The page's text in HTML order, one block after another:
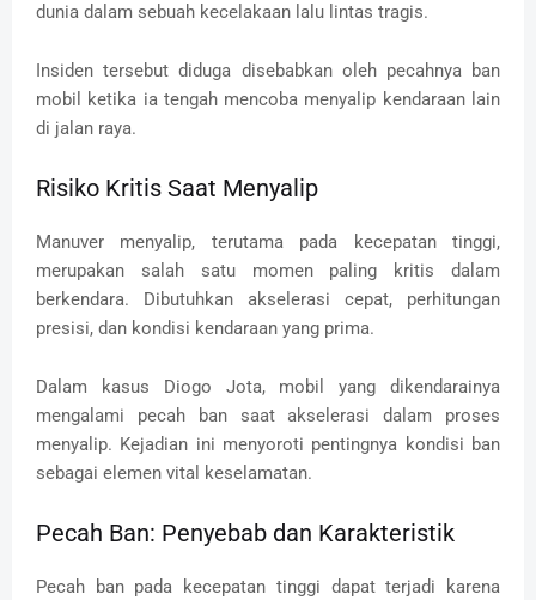
dunia dalam sebuah kecelakaan lalu lintas tragis.
Insiden tersebut diduga disebabkan oleh pecahnya ban
mobil ketika ia tengah mencoba menyalip kendaraan lain
di jalan raya.
Risiko Kritis Saat Menyalip
Manuver menyalip, terutama pada kecepatan tinggi,
merupakan salah satu momen paling kritis dalam
berkendara. Dibutuhkan akselerasi cepat, perhitungan
presisi, dan kondisi kendaraan yang prima.
Dalam kasus Diogo Jota, mobil yang dikendarainya
mengalami pecah ban saat akselerasi dalam proses
menyalip. Kejadian ini menyoroti pentingnya kondisi ban
sebagai elemen vital keselamatan.
Pecah Ban: Penyebab dan Karakteristik
Pecah ban pada kecepatan tinggi dapat terjadi karena